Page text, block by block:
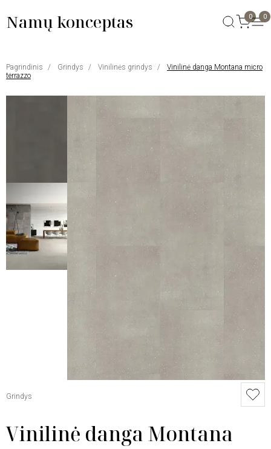
Namų konceptas 0 0
Pagrindinis Grindys Vinilinės grindys
Vinilinė danga Montana micro
terrazzo
Grindys
Vinilinė danga Montana